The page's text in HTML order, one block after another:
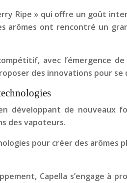
Ripe » qui offre un goût
arômes ont rencontré un
avec l’émergence
des innovations pour se
développant de
des vapoteurs.
pour créer des arômes
Capella s’engage à